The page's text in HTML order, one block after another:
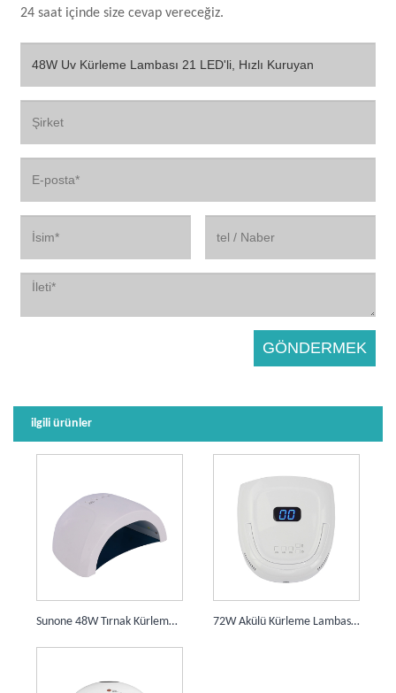
24 saat içinde size cevap vereceğiz.
ilgili ürünler
Sunone 48W Tırnak Kürleme Lambası 30 LED'li 72W Akülü Kürleme Lambası 42 LEDS 15600mAh Pilli Tırnak Kurutucu